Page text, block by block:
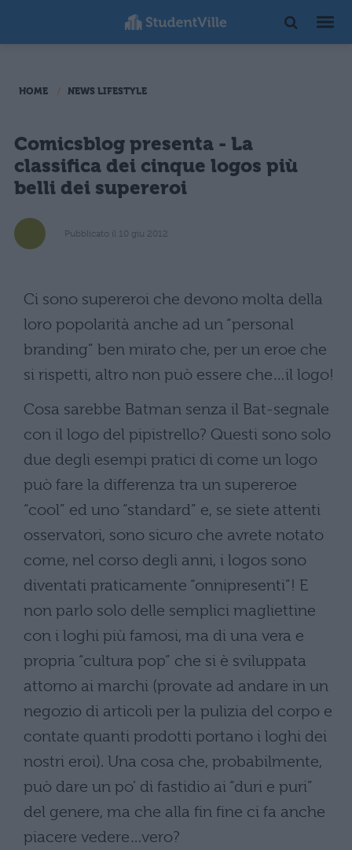
HOME NEWS LIFESTYLE
Comicsblog presenta - La
classifica dei cinque logos più
belli dei supereroi
Pubblicato il 10 giu 2012
Ci sono supereroi che devono molta della
loro popolarità anche ad un “personal
branding” ben mirato che, per un eroe che
si rispetti, altro non può essere che…il logo!
Cosa sarebbe Batman senza il Bat-segnale
con il logo del pipistrello? Questi sono solo
due degli esempi pratici di come un logo
può fare la differenza tra un supereroe
“cool” ed uno “standard” e, se siete attenti
osservatori, sono sicuro che avrete notato
come, nel corso degli anni, i logos sono
diventati praticamente “onnipresenti”! E
non parlo solo delle semplici magliettine
con i loghi più famosi, ma di una vera e
propria “cultura pop” che si è sviluppata
attorno ai marchi (provate ad andare in un
negozio di articoli per la pulizia del corpo e
contate quanti prodotti portano i loghi dei
nostri eroi). Una cosa che, probabilmente,
può dare un po’ di fastidio ai “duri e puri”
del genere, ma che alla fin fine ci fa anche
piacere vedere…vero?